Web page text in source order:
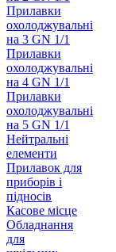
Прилавки
охолоджувальні
на 3 GN 1/1
Прилавки
охолоджувальні
на 4 GN 1/1
Прилавки
охолоджувальні
на 5 GN 1/1
Нейтральні
елементи
Прилавок для
приборів і
підносів
Касове місце
Обладнання
для